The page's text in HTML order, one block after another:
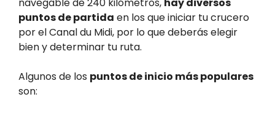
puntos de partida en los que iniciar tu crucero
por el Canal du Midi, por lo que deberás elegir
bien y determinar tu ruta.
Algunos de los puntos de inicio más populares
son: